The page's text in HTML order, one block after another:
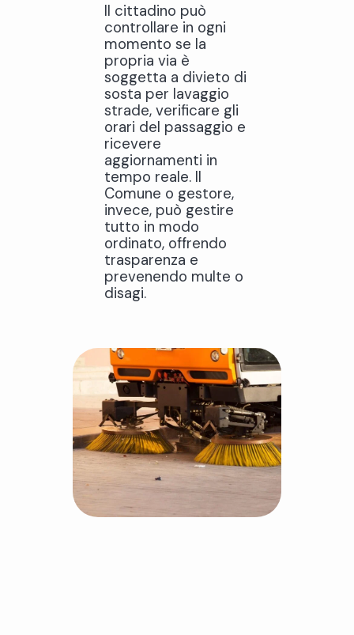
Il cittadino può
controllare in ogni
momento se la
propria via è
soggetta a divieto di
sosta per lavaggio
strade, verificare gli
orari del passaggio e
ricevere
aggiornamenti in
tempo reale. Il
Comune o gestore,
invece, può gestire
tutto in modo
ordinato, offrendo
trasparenza e
prevenendo multe o
disagi.